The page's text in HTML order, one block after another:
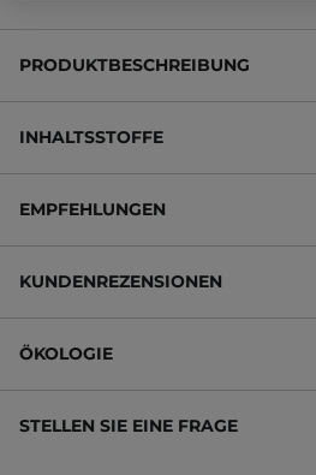
PRODUKTBESCHREIBUNG
INHALTSSTOFFE
EMPFEHLUNGEN
KUNDENREZENSIONEN
ÖKOLOGIE
STELLEN SIE EINE FRAGE